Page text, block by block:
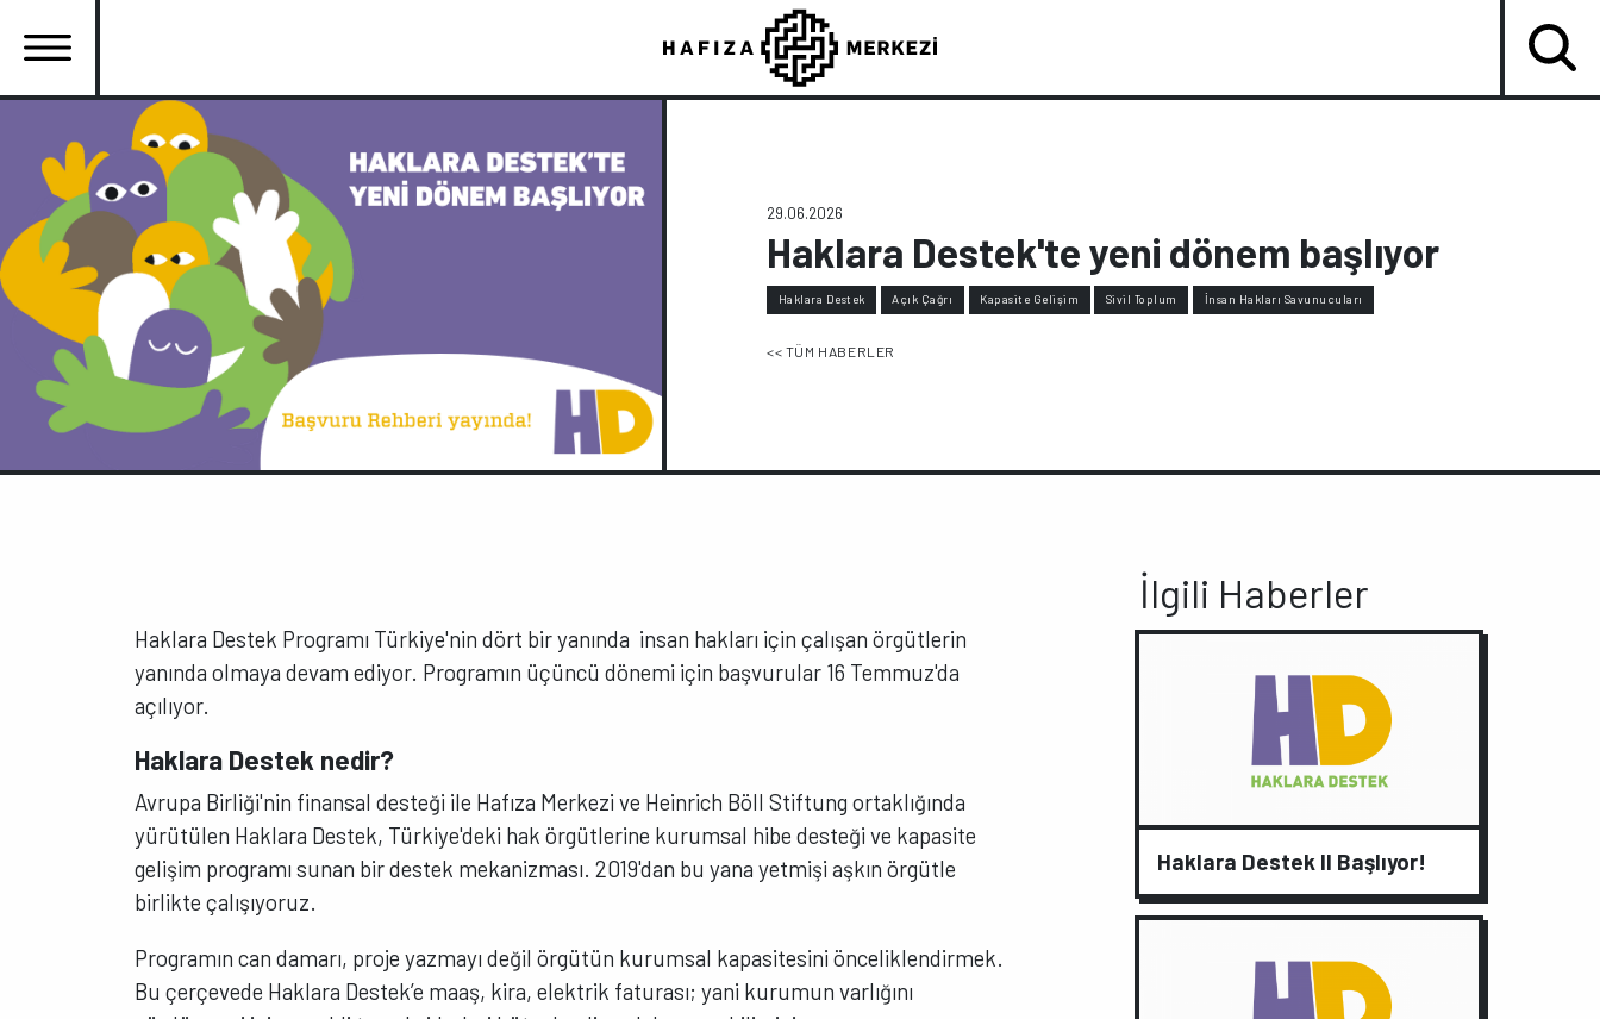
atla
gezinti
menüsü
29.06.2026
Haklara Destek'te yeni dönem başlıyor
Haklara Destek Açık Çağrı Kapasite Gelişim Sivil Toplum İnsan Hakları Savunucuları
<< TÜM HABERLER
Haklara Destek Programı Türkiye'nin dört bir yanında insan hakları için çalışan örgütlerin
yanında olmaya devam ediyor. Programın üçüncü dönemi için başvurular 16 Temmuz'da
açılıyor.
Haklara Destek nedir?
Avrupa Birliği'nin finansal desteği ile Hafıza Merkezi ve Heinrich Böll Stiftung ortaklığında
yürütülen Haklara Destek, Türkiye'deki hak örgütlerine kurumsal hibe desteği ve kapasite
gelişim programı sunan bir destek mekanizması. 2019'dan bu yana yetmişi aşkın örgütle
birlikte çalışıyoruz.
Programın can damarı, proje yazmayı değil örgütün kurumsal kapasitesini önceliklendirmek.
Bu çerçevede Haklara Destek’e maaş, kira, elektrik faturası; yani kurumun varlığını
İlgili Haberler
Haklara Destek II Başlıyor!